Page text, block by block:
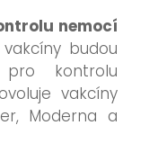
nemocí
budou
pro kontrolu
vakcíny
Moderna a